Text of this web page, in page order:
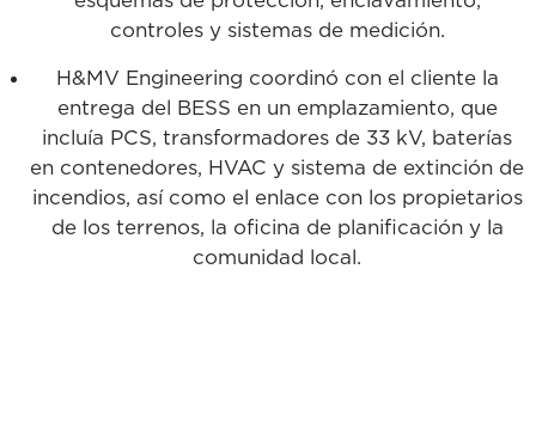
controles y sistemas de medición.
H&MV Engineering coordinó con el cliente la
entrega del BESS en un emplazamiento, que
incluía PCS, transformadores de 33 kV, baterías
en contenedores, HVAC y sistema de extinción de
incendios, así como el enlace con los propietarios
de los terrenos, la oficina de planificación y la
comunidad local.